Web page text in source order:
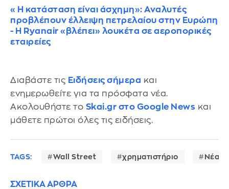
«Η κατάσταση είναι άσχημη»: Αναλυτές
προβλέπουν έλλειψη πετρελαίου στην Ευρώπη
- Η Ryanair «βλέπει» λουκέτα σε αεροπορικές
εταιρείες
Διαβάστε τις Ειδήσεις σήμερα και
ενημερωθείτε για τα πρόσφατα νέα.
Ακολουθήστε το Skai.gr στο Google News και
μάθετε πρώτοι όλες τις ειδήσεις.
TAGS: Wall Street χρηματιστήριο Νέα
ΣΧΕΤΙΚΑ ΑΡΘΡΑ